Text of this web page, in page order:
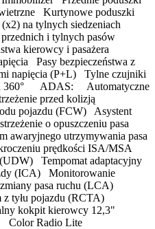
Kurtynowe poduszki
na tylnych siedzeniach
i tylnych pasów
kierowcy i pasażera
Pasy bezpieczeństwa z
napięcia (P+L) Tylne czujniki
360° ADAS: Automatyczne
przed kolizją
pojazdu (FCW) Asystent
o opuszczeniu pasa
utrzymywania pasa
prędkości ISA/MSA
Tempomat adaptacyjny
(ICA) Monitorowanie
pasa ruchu (LCA)
z tyłu pojazdu (RCTA)
kokpit kierowcy 12,3"
Color Radio Lite